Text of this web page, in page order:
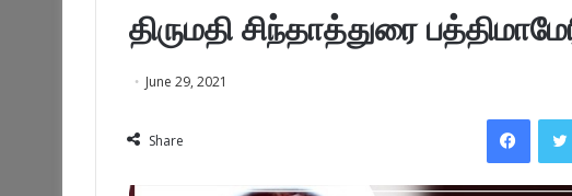
திருமதி சிந்தாத்துரை
June 29, 2021
Share